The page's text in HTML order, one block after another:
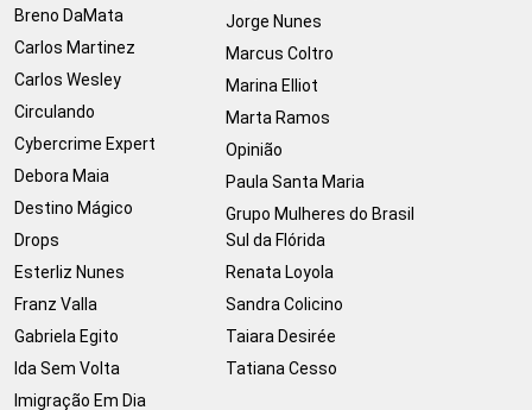
Breno DaMata
Carlos Martinez
Carlos Wesley
Circulando
Cybercrime Expert
Debora Maia
Destino Mágico
Drops
Esterliz Nunes
Franz Valla
Gabriela Egito
Ida Sem Volta
Imigração Em Dia
Jorge Nunes
Marcus Coltro
Marina Elliot
Marta Ramos
Opinião
Paula Santa Maria
Grupo Mulheres do Brasil
Sul da Flórida
Renata Loyola
Sandra Colicino
Taiara Desirée
Tatiana Cesso